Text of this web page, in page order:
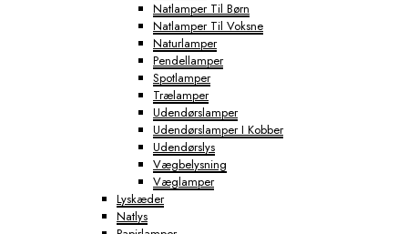
Natlamper Til Børn
Natlamper Til Voksne
Naturlamper
Pendellamper
Spotlamper
Trælamper
Udendørslamper
Udendørslamper I Kobber
Udendørslys
Vægbelysning
Væglamper
Lyskæder
Natlys